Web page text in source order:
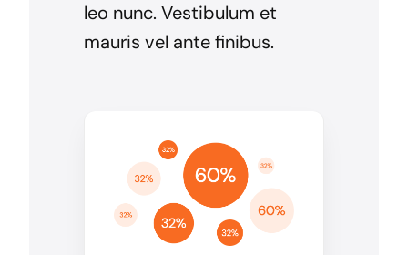
leo nunc. Vestibulum et
mauris vel ante finibus.